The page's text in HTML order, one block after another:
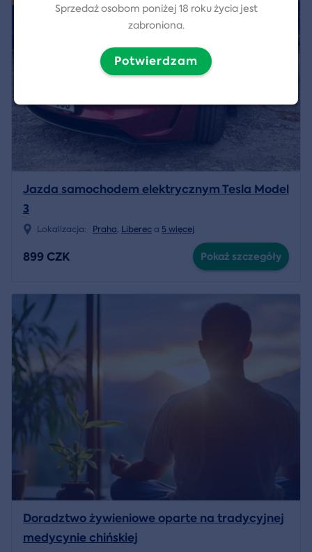
Jazda samochodem elektrycznym Tesla Model
3
Lokalizacja: Praha, Liberec a 5 więcej
899 CZK Pokaż szczegóły
Doradztwo żywieniowe oparte na tradycyjnej
medycynie chińskiej
Sprzedaż osobom poniżej 18 roku życia jest
zabroniona.
Potwierdzam